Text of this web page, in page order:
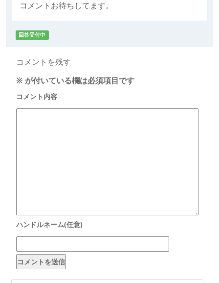
コメントお待ちしてます。
回答受付中
コメントを残す
※ が付いている欄は必須項目です